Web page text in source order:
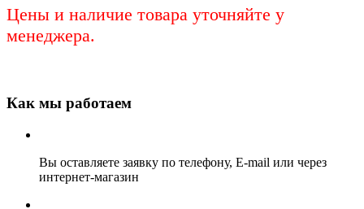
Цены и наличие товара уточняйте у
менеджера.
Как мы работаем
Вы оставляете заявку по телефону, E-mail или через
интернет-магазин